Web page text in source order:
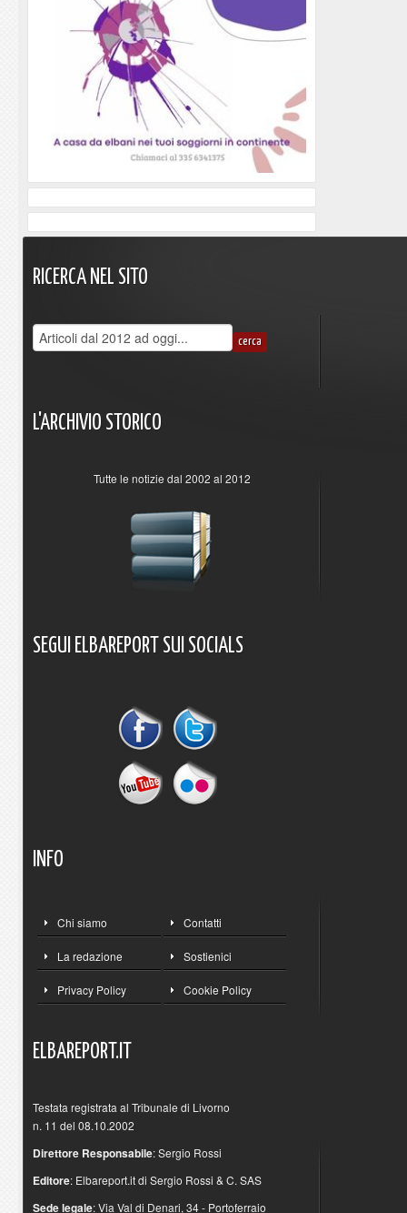
RICERCA NEL SITO
L'ARCHIVIO STORICO
Tutte le notizie dal 2002 al 2012
SEGUI ELBAREPORT SUI SOCIALS
INFO
Chi siamo Contatti
La redazione Sostienici
Privacy Policy Cookie Policy
ELBAREPORT.IT
Testata registrata al Tribunale di Livorno
n. 11 del 08.10.2002
Direttore Responsabile: Sergio Rossi
Editore: Elbareport.it di Sergio Rossi & C. SAS
Sede legale: Via Val di Denari, 34 - Portoferraio